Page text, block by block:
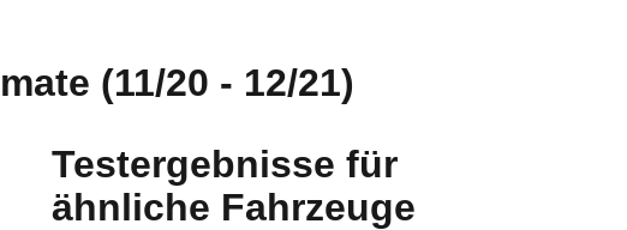
(11/20 - 12/21)
Testergebnisse für
ähnliche Fahrzeuge